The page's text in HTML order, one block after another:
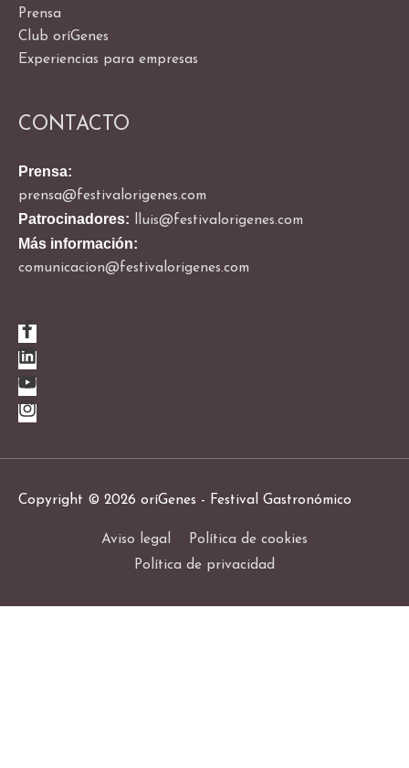
Prensa
Club oríGenes
Experiencias para empresas
CONTACTO
Prensa:
prensa@festivalorigenes.com
Patrocinadores: lluis@festivalorigenes.com
Más información:
comunicacion@festivalorigenes.com
Copyright © 2026 oríGenes - Festival Gastronómico
Aviso legal
Política de cookies
Política de privacidad